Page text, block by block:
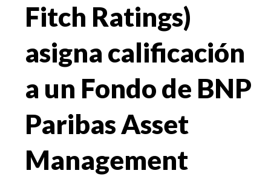
Fitch Ratings)
asigna calificación
a un Fondo de BNP
Paribas Asset
Management